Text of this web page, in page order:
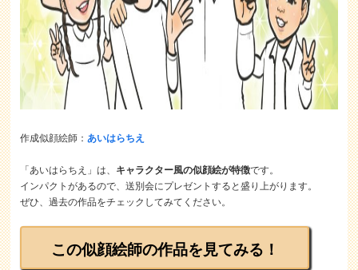
作成似顔絵師：あいはらちえ
「あいはらちえ」は、 キャラクター風の似顔絵が特徴です。
インパクトがあるので、送別会にプレゼントすると盛り上がります。
ぜひ、過去の作品をチェックしてみてください。
この似顔絵師の作品を見てみる！